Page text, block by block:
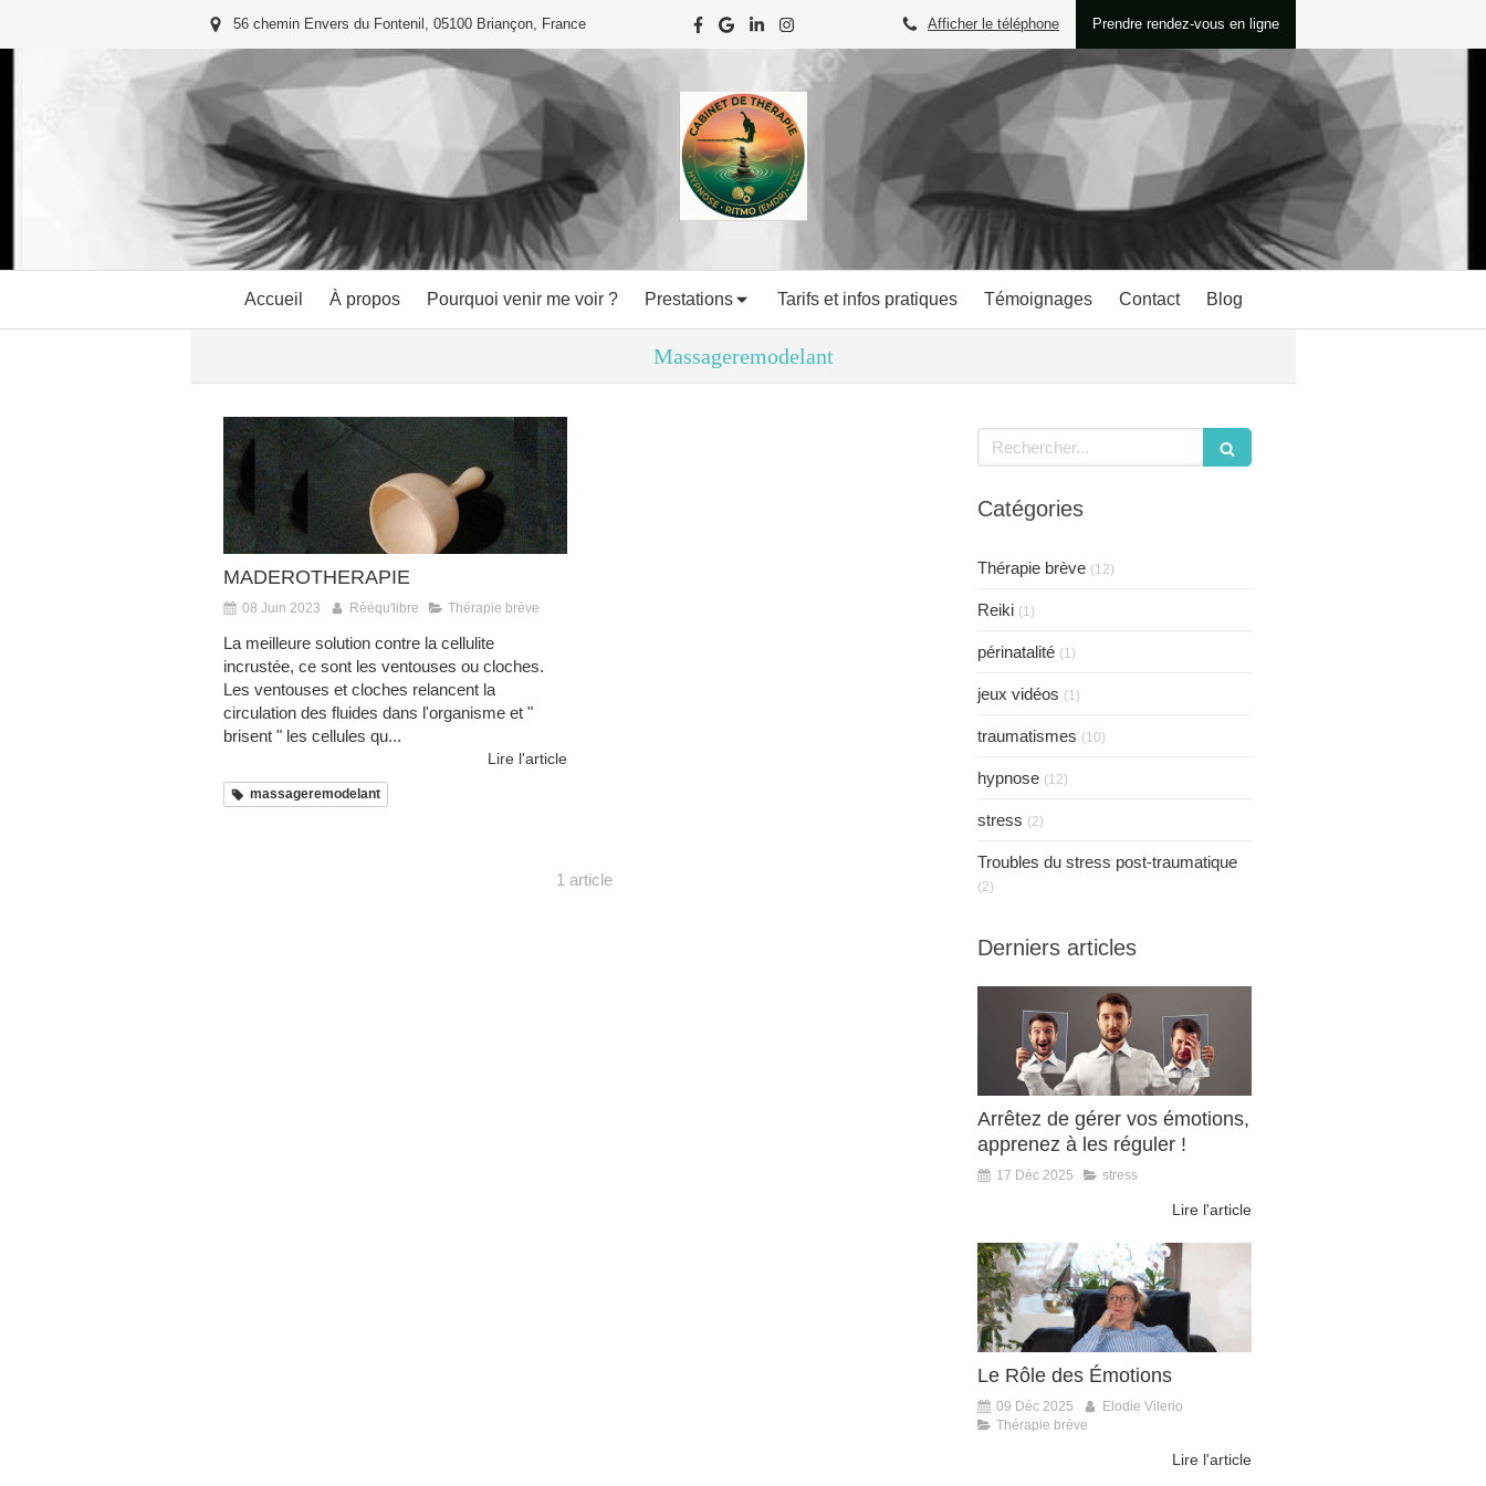
56 chemin Envers du Fontenil, 05100 Briançon, France Prendre rendez-vous en ligne
Afficher le téléphone
Accueil À propos Pourquoi venir me voir ? Prestations Tarifs et infos pratiques Témoignages Contact Blog
Massageremodelant
MADEROTHERAPIE
08 Juin 2023 Rééqu'libre Thérapie brève
La meilleure solution contre la cellulite
incrustée, ce sont les ventouses ou cloches.
Les ventouses et cloches relancent la
circulation des fluides dans l'organisme et "
brisent " les cellules qu...
Lire l'article
massageremodelant
1 article
Rechercher
Catégories
Thérapie brève (12)
Reiki (1)
périnatalité (1)
jeux vidéos (1)
traumatismes (10)
hypnose (12)
stress (2)
Troubles du stress post-traumatique
(2)
Derniers articles
Arrêtez de gérer vos émotions,
apprenez à les réguler !
17 Déc 2025 stress
Lire l'article
Le Rôle des Émotions
09 Déc 2025
Elodie Vilerio
Thérapie brève
Lire l'article